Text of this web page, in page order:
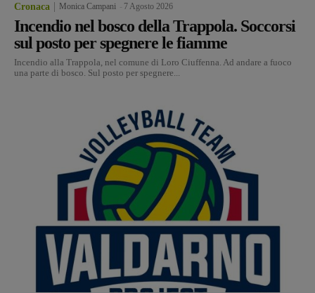
Cronaca Monica Campani 7 Agosto 2026
Incendio nel bosco della Trappola. Soccorsi
sul posto per spegnere le fiamme
Incendio alla Trappola, nel comune di Loro Ciuffenna. Ad andare a fuoco
una parte di bosco. Sul posto per spegnere...